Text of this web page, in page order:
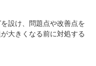
設け、問題点や改善点を
大きくなる前に対処する